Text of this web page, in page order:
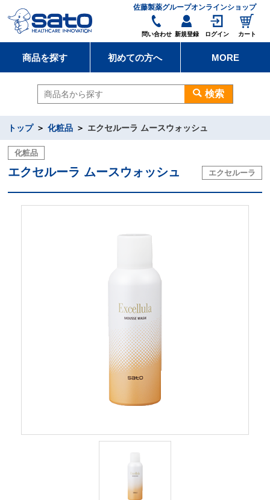
佐藤製薬グループオンラインショップ
問い合わせ 新規登録 ログイン カート
商品を探す 初めての方へ MORE
検索
トップ 化粧品 エクセルーラ ムースウォッシュ
エクセルーラ ムースウォッシュ エクセルーラ
化粧品